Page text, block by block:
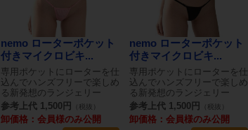
nemo ローターポケット
付きマイクロビキ...
専用ポケットにローターを仕
込んでハンズフリーで楽しめ
る新発想のランジェリー
参考上代 1,500円
（税抜）
卸価格：会員様のみ公開
nemo ローターポケット
付きマイクロビキ...
専用ポケットにローターを仕
込んでハンズフリーで楽しめ
る新発想のランジェリー
参考上代 1,500円
（税抜）
卸価格：会員様のみ公開